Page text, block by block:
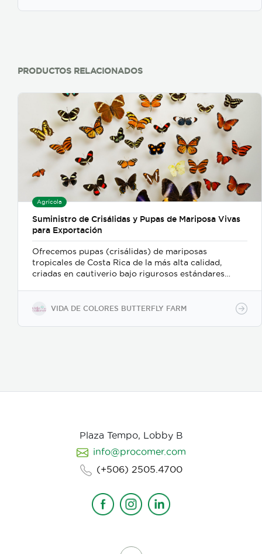
PRODUCTOS RELACIONADOS
Agrícola
Suministro de Crisálidas y Pupas de Mariposa Vivas
para Exportación
Ofrecemos pupas (crisálidas) de mariposas
tropicales de Costa Rica de la más alta calidad,
criadas en cautiverio bajo rigurosos estándares
de eclosión (emergencia), ofreciendo un producto
mariposarios y jardines botánicos internacionales.
VIDA DE COLORES BUTTERFLY FARM
Plaza Tempo, Lobby B
info@procomer.com
(+506) 2505.4700